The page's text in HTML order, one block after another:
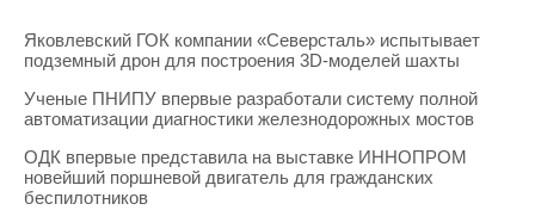
Яковлевский ГОК компании «Северсталь» испытывает
подземный дрон для построения 3D-моделей шахты
Ученые ПНИПУ впервые разработали систему полной
автоматизации диагностики железнодорожных мостов
ОДК впервые представила на выставке ИННОПРОМ
новейший поршневой двигатель для гражданских
беспилотников